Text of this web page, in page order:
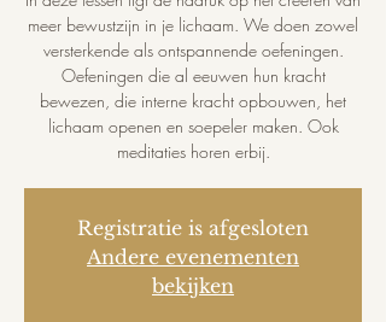
meer bewustzijn in je lichaam. We doen zowel
versterkende als ontspannende oefeningen.
Oefeningen die al eeuwen hun kracht
bewezen, die interne kracht opbouwen, het
lichaam openen en soepeler maken. Ook
meditaties horen erbij.
Registratie is afgesloten
Andere evenementen
bekijken